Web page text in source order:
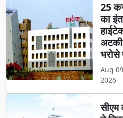
25
का
भरोसे
Aug
2026